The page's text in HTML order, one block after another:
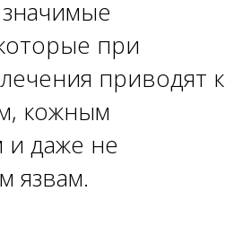
при
приводят к
кожным
и даже не
язвам.